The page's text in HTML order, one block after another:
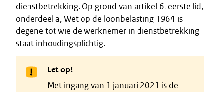
dienstbetrekking. Op grond van artikel 6, eerste lid,
onderdeel a, Wet op de loonbelasting 1964 is
degene tot wie de werknemer in dienstbetrekking
staat inhoudingsplichtig.
Let op!
Met ingang van 1 januari 2021 is de